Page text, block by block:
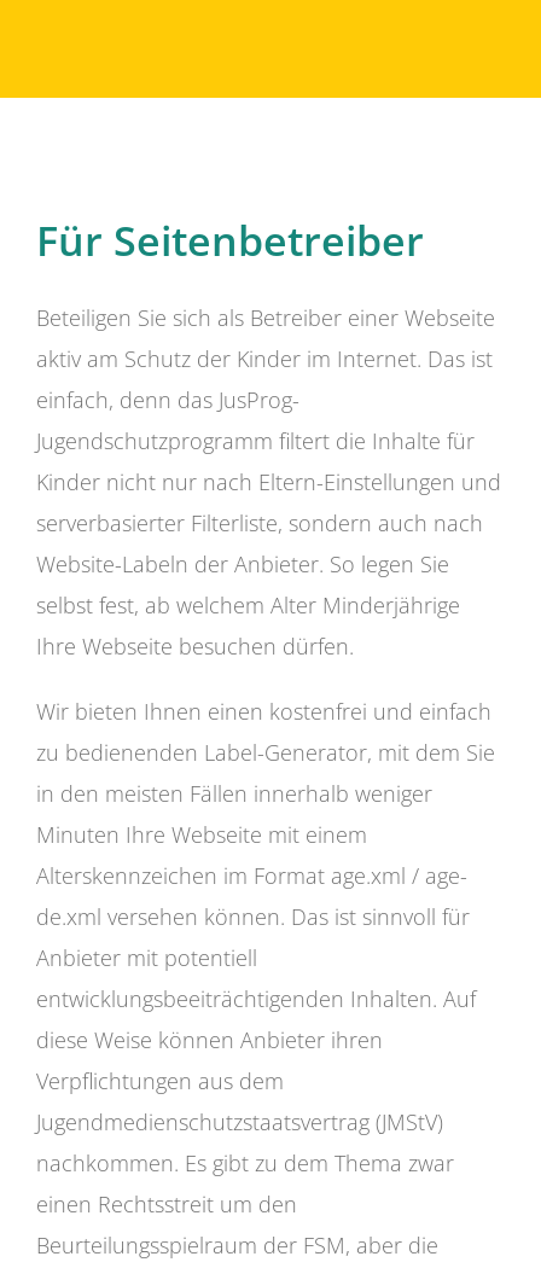
Für Seitenbetreiber
Beteiligen Sie sich als Betreiber einer Webseite
aktiv am Schutz der Kinder im Internet. Das ist
einfach, denn das JusProg-
Jugendschutzprogramm filtert die Inhalte für
Kinder nicht nur nach Eltern-Einstellungen und
serverbasierter Filterliste, sondern auch nach
Website-Labeln der Anbieter. So legen Sie
selbst fest, ab welchem Alter Minderjährige
Ihre Webseite besuchen dürfen.
Wir bieten Ihnen einen kostenfrei und einfach
zu bedienenden Label-Generator, mit dem Sie
in den meisten Fällen innerhalb weniger
Minuten Ihre Webseite mit einem
Alterskennzeichen im Format age.xml / age-
de.xml versehen können. Das ist sinnvoll für
Anbieter mit potentiell
entwicklungsbeeiträchtigenden Inhalten. Auf
diese Weise können Anbieter ihren
Verpflichtungen aus dem
Jugendmedienschutzstaatsvertrag (JMStV)
nachkommen. Es gibt zu dem Thema zwar
einen Rechtsstreit um den
Beurteilungsspielraum der FSM, aber die